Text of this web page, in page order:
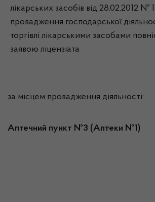
лікарських засобів від 28.02.2012 №
провадження господарської
торгівлі лікарськими засобами
заявою ліцензіата
за місцем провадження діяльності:
Аптечний пункт №3 (Аптеки №1)